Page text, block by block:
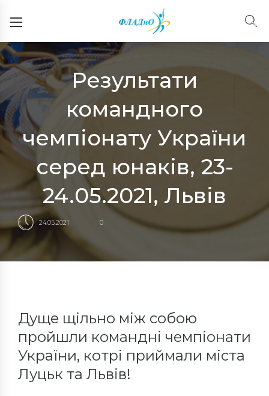
Результати
командного
чемпіонату України
серед юнаків, 23-
24.05.2021, Львів
24.05.2021 0
Дуще щільно між собою
пройшли командні чемпіонати
України, котрі приймали міста
Луцьк та Львів!